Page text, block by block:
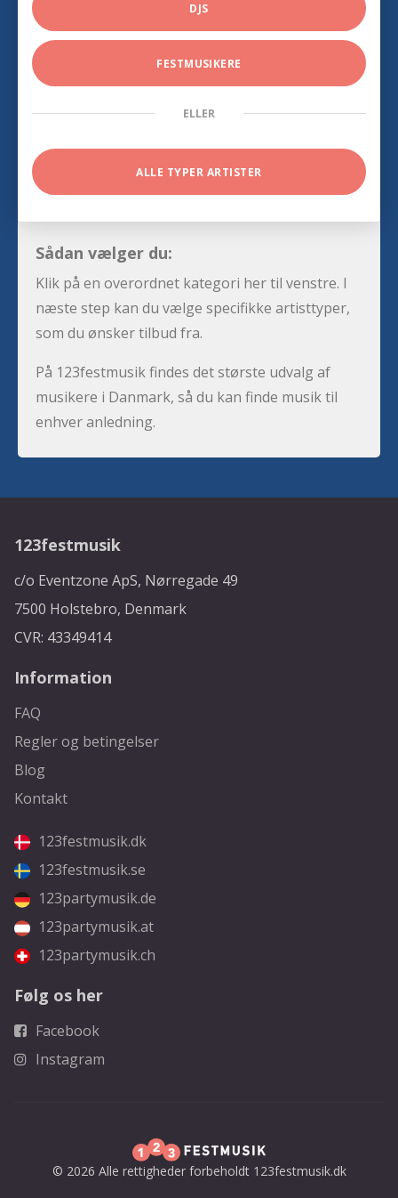
DJS
FESTMUSIKERE
ELLER
ALLE TYPER ARTISTER
Sådan vælger du:
Klik på en overordnet kategori her til venstre. I
næste step kan du vælge specifikke artisttyper,
som du ønsker tilbud fra.
På 123festmusik findes det største udvalg af
musikere i Danmark, så du kan finde musik til
enhver anledning.
123festmusik
c/o Eventzone ApS, Nørregade 49
7500 Holstebro, Denmark
CVR: 43349414
Information
FAQ
Regler og betingelser
Blog
Kontakt
123festmusik.dk
123festmusik.se
123partymusik.de
123partymusik.at
123partymusik.ch
Følg os her
Facebook
Instagram
© 2026 Alle rettigheder forbeholdt 123festmusik.dk